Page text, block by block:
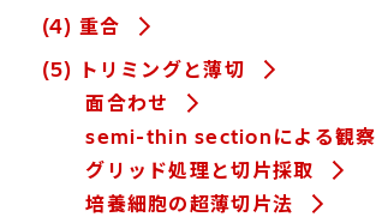
(4) 重合
(5) トリミングと薄切
面合わせ
semi-thin sectionによる観察
グリッド処理と切片採取
培養細胞の超薄切片法